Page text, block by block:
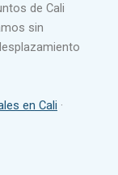
de Cali
sin
en Cali ·